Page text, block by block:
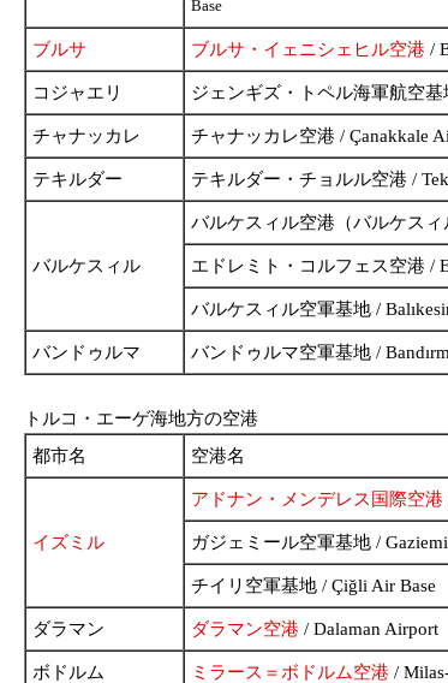
Base
ブルサ ブルサ・イェニシェヒル空港 /
コジャエリ ジェンギズ・トペル海軍航空基
チャナッカレ チャナッカレ空港 / Çanakkale
テキルダー テキルダー・チョルル空港 /
バルケスィル
バルケスィル空港（バルケスィ
エドレミト・コルフェス空港 /
バルケスィル空軍基地 /
バンドゥルマ バンドゥルマ空軍基地 /
トルコ・エーゲ海地方の空港
都市名
空港名
イズミル
アドナン・メンデレス国際空港
ガジェミール空軍基地 /
チイリ空軍基地 / Çiğli Air Base
ダラマン ダラマン空港 / Dalaman Airport
ボドルム ミラース＝ボドルム空港 /